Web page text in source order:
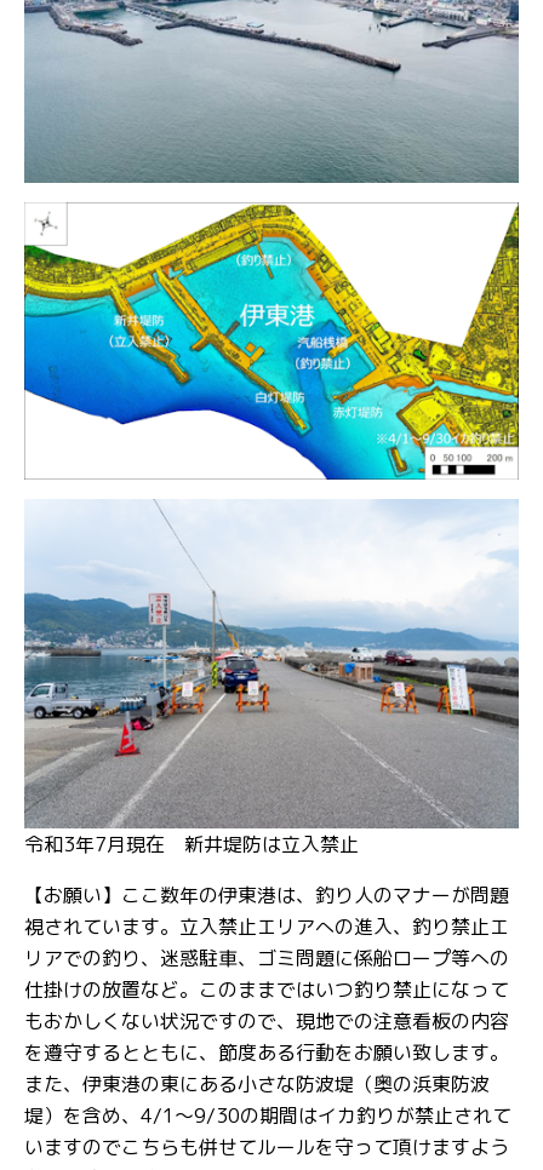
令和3年7月現在 新井堤防は立入禁止
【お願い】ここ数年の伊東港は、釣り人のマナーが問題
視されています。立入禁止エリアへの進入、釣り禁止エ
リアでの釣り、迷惑駐車、ゴミ問題に係船ロープ等への
仕掛けの放置など。このままではいつ釣り禁止になって
もおかしくない状況ですので、現地での注意看板の内容
を遵守するとともに、節度ある行動をお願い致します。
また、伊東港の東にある小さな防波堤（奥の浜東防波
堤）を含め、4/1～9/30の期間はイカ釣りが禁止されて
いますのでこちらも併せてルールを守って頂けますよう